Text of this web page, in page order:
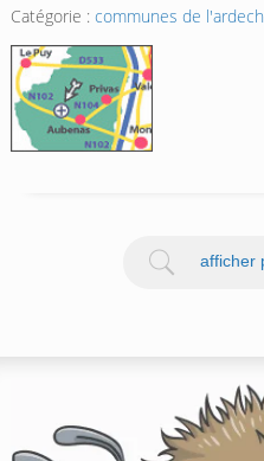
Catégorie : communes de
afficher